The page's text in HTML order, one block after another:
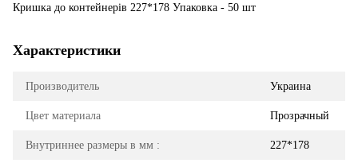
Кришка до контейнерів 227*178 Упаковка - 50 шт
Характеристики
Производитель Украина
Цвет материала Прозрачный
Внутриннее размеры в мм : 227*178